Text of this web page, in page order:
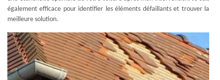
également efficace pour identifier les éléments défaillants et trouver la
meilleure solution.